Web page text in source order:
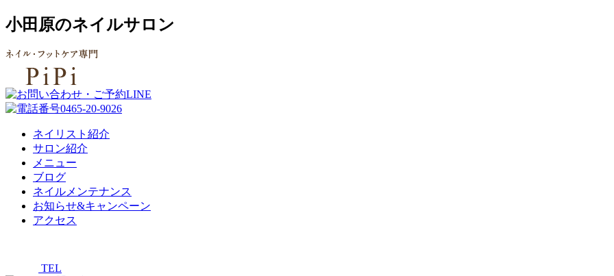
小田原のネイルサロン
ネイリスト紹介
サロン紹介
メニュー
ブログ
ネイルメンテナンス
お知らせ&キャンペーン
アクセス
TEL